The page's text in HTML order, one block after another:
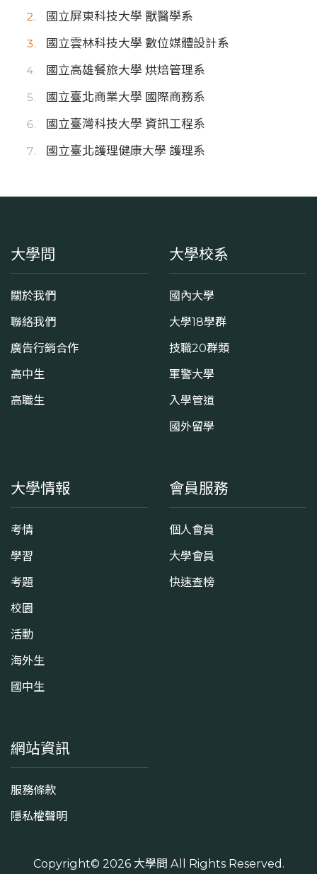
國立屏東科技大學 獸醫學系
國立雲林科技大學 數位媒體設計系
國立高雄餐旅大學 烘焙管理系
國立臺北商業大學 國際商務系
國立臺灣科技大學 資訊工程系
國立臺北護理健康大學 護理系
大學問
關於我們
聯絡我們
廣告行銷合作
高中生
高職生
大學校系
國內大學
大學18學群
技職20群類
軍警大學
入學管道
國外留學
大學情報
考情
學習
考題
校園
活動
海外生
國中生
會員服務
個人會員
大學會員
快速查榜
網站資訊
服務條款
隱私權聲明
Copyright© 2026 大學問 All Rights Reserved.